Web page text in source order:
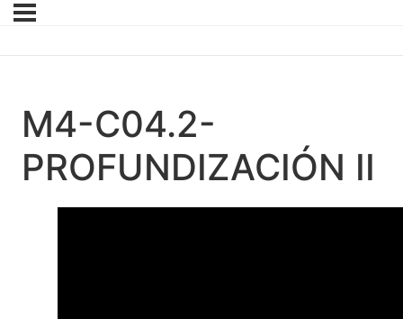
M4-C04.2-
PROFUNDIZACIÓN II